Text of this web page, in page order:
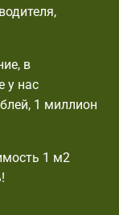
в
у нас
1 миллион
1 м2